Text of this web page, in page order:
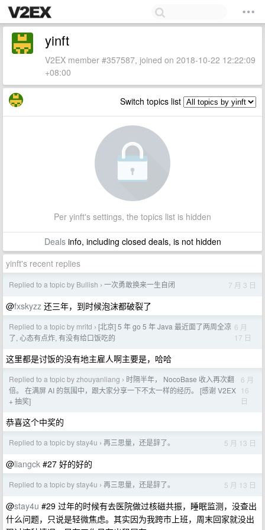
yinft
V2EX member #357587, joined on 2018-10-22 12:22:09
+08:00
Switch topics list
Per yinft's settings, the topics list is hidden
Dealsinfo, including closed deals, is not hidden
yinft's recent replies
Replied to a topic by Bullish › 一次勇敢换来一生自闭 7 月 3 日
@fxskyzz 还三年，到时候泡沫都破裂了
Replied to a topic by mritd › [北京] 5 年 go 5 年 Java 最近面了两周全凉
了, 心态有点炸, 有没有给口饭吃的
6 月
17 日
这里都是讨饭的没有地主雇人啊主要是，哈哈
Replied to a topic by zhouyanliang › 时隔半年， NocoBase 收入再次翻
倍。 在满屏 AI 的氛围中，跟大家分享一下不太一样的经历。 [感谢 V2EX
+ 抽奖]
6 月
16
日
恭喜这个中奖的
Replied to a topic by stay4u › 再三思量，还是辞了。 5 月 13 日
@liangck #27 好的好的
Replied to a topic by stay4u › 再三思量，还是辞了。 5 月 13 日
@stay4u #29 过年的时候有去医院做过核磁共振，睡眠监测，没查出
什么问题，只说是轻微焦虑。其实因为我跨市上班，周末回家就没出